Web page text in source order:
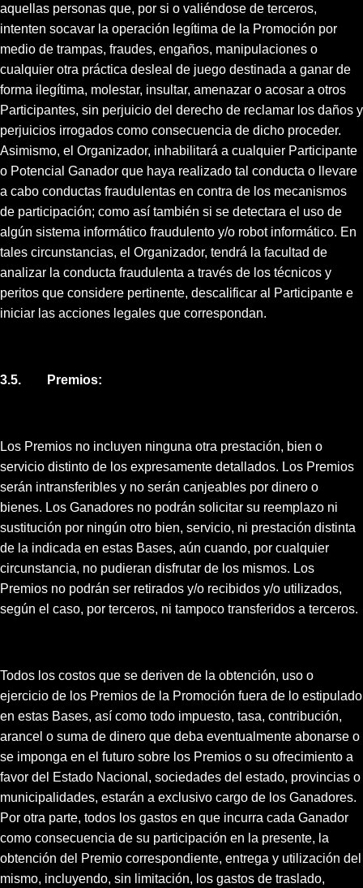
aquellas personas que, por si o valiéndose de terceros,
intenten socavar la operación legítima de la Promoción por
medio de trampas, fraudes, engaños, manipulaciones o
cualquier otra práctica desleal de juego destinada a ganar de
forma ilegítima, molestar, insultar, amenazar o acosar a otros
Participantes, sin perjuicio del derecho de reclamar los daños y
perjuicios irrogados como consecuencia de dicho proceder.
Asimismo, el Organizador, inhabilitará a cualquier Participante
o Potencial Ganador que haya realizado tal conducta o llevare
a cabo conductas fraudulentas en contra de los mecanismos
de participación; como así también si se detectara el uso de
algún sistema informático fraudulento y/o robot informático. En
tales circunstancias, el Organizador, tendrá la facultad de
analizar la conducta fraudulenta a través de los técnicos y
peritos que considere pertinente, descalificar al Participante e
iniciar las acciones legales que correspondan.
3.5. Premios:
Los Premios no incluyen ninguna otra prestación, bien o
servicio distinto de los expresamente detallados. Los Premios
serán intransferibles y no serán canjeables por dinero o
bienes. Los Ganadores no podrán solicitar su reemplazo ni
sustitución por ningún otro bien, servicio, ni prestación distinta
de la indicada en estas Bases, aún cuando, por cualquier
circunstancia, no pudieran disfrutar de los mismos. Los
Premios no podrán ser retirados y/o recibidos y/o utilizados,
según el caso, por terceros, ni tampoco transferidos a terceros.
Todos los costos que se deriven de la obtención, uso o
ejercicio de los Premios de la Promoción fuera de lo estipulado
en estas Bases, así como todo impuesto, tasa, contribución,
arancel o suma de dinero que deba eventualmente abonarse o
se imponga en el futuro sobre los Premios o su ofrecimiento a
favor del Estado Nacional, sociedades del estado, provincias o
municipalidades, estarán a exclusivo cargo de los Ganadores.
Por otra parte, todos los gastos en que incurra cada Ganador
como consecuencia de su participación en la presente, la
obtención del Premio correspondiente, entrega y utilización del
mismo, incluyendo, sin limitación, los gastos de traslado,